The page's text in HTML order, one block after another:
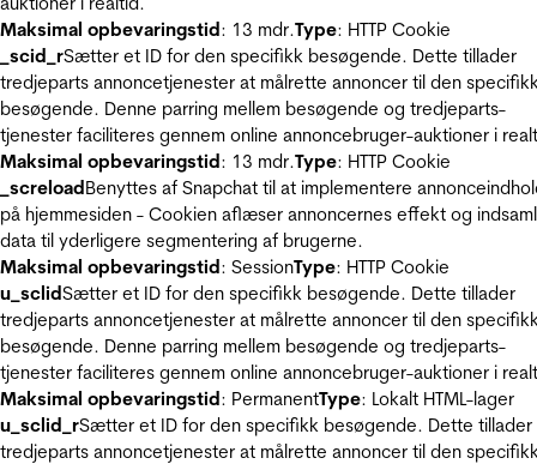
Maksimal opbevaringstid: 13 mdr.Type: HTTP Cookie
_scid_rSætter et ID for den specifikk besøgende. Dette tillader
tredjeparts annoncetjenester at målrette annoncer til den
besøgende. Denne parring mellem besøgende og tredjeparts-
tjenester faciliteres gennem online annoncebruger-auktioner i
Maksimal opbevaringstid: 13 mdr.Type: HTTP Cookie
_screloadBenyttes af Snapchat til at implementere
på hjemmesiden - Cookien aflæser annoncernes effekt og
data til yderligere segmentering af brugerne.
Maksimal opbevaringstid: SessionType: HTTP Cookie
u_sclidSætter et ID for den specifikk besøgende. Dette tillader
tredjeparts annoncetjenester at målrette annoncer til den
besøgende. Denne parring mellem besøgende og tredjeparts-
tjenester faciliteres gennem online annoncebruger-auktioner i
Maksimal opbevaringstid: PermanentType: Lokalt HTML-lager
u_sclid_rSætter et ID for den specifikk besøgende. Dette tillader
tredjeparts annoncetjenester at målrette annoncer til den